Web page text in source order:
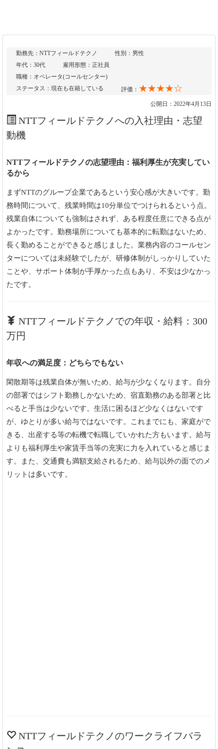
勤務先：NTTフィールドテクノ
性別：男性
年代：30代
雇用形態：正社員
職種：オペレータ(コールセンター)
ステータス：現在も在籍している
評価： ★★★★☆
公開日：2022年4月13日
NTTフィールドテクノへの入社理由・志望
動機
NTTフィールドテクノの志望理由：福利厚生が充実してい
るから
まずNTTのグループ企業であるという安心感が大きいです。勤
務時間について、残業時間は10分単位でつけられるという点。
残業自体についても強制はされず、ある程度任意にできる点が
よかったです。勤務場所についても基本的に転勤はないため、
長く勤めることができると感じました。業務内容のコールセン
ターについては未経験でしたが、研修体制がしっかりしていた
ことや、サポート体制が手厚かった点もあり、不安は少なかっ
たです。
NTTフィールドテクノでの年収・給料：300
万円
年収への満足度：どちらでもない
閑散期等は残業自体が無いため、給与が少なくなります。自分
の部署ではシフト勤務しかないため、宿直勤務のある部署と比
べると手当は少ないです。生活に困るほど少なくはないです
が、ゆとりが多い給与ではないです。これまでにも、家庭がで
きる、出産する等の転機で転職していかれた方もいます。給与
よりも福利厚生や家賃手当等の充実に力を入れていると感じま
す。また、交通費も満額支給されるため、給与以外の面でのメ
リットは多いです。
NTTフィールドテクノのワークライフバラ